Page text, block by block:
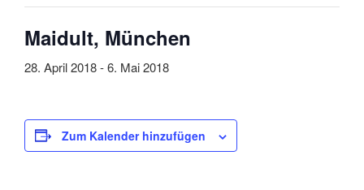
Maidult, München
28. April 2018-6. Mai 2018
Zum Kalender hinzufügen